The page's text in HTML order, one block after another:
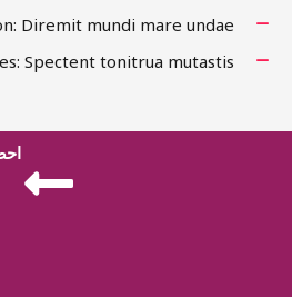
Diremit mundi mare undae
Spectent tonitrua mutastis